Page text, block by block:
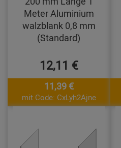
Meter Aluminium
walzblank 0,8 mm
(Standard)
12,11 €
11,39 €
mit Code: CxLyh2Ajne